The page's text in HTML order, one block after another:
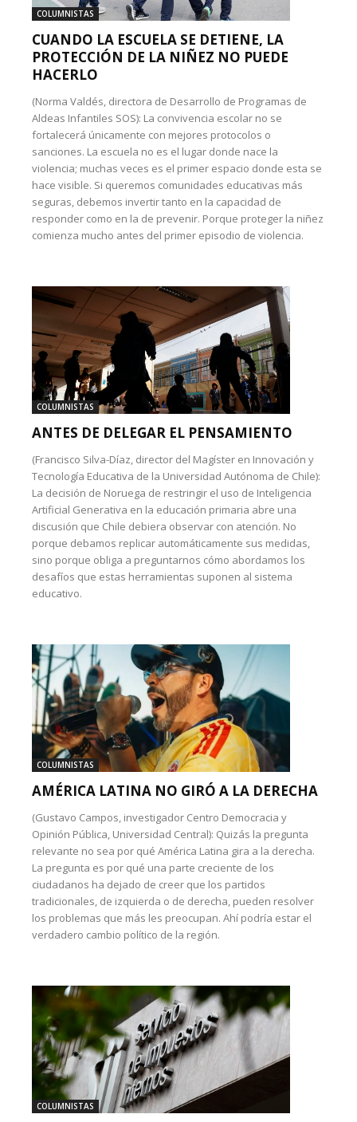
COLUMNISTAS
CUANDO LA ESCUELA SE DETIENE, LA
PROTECCIÓN DE LA NIÑEZ NO PUEDE
HACERLO
(Norma Valdés, directora de Desarrollo de Programas de
Aldeas Infantiles SOS): La convivencia escolar no se
fortalecerá únicamente con mejores protocolos o
sanciones. La escuela no es el lugar donde nace la
violencia; muchas veces es el primer espacio donde esta se
hace visible. Si queremos comunidades educativas más
seguras, debemos invertir tanto en la capacidad de
responder como en la de prevenir. Porque proteger la niñez
comienza mucho antes del primer episodio de violencia.
COLUMNISTAS
ANTES DE DELEGAR EL PENSAMIENTO
(Francisco Silva-Díaz, director del Magíster en Innovación y
Tecnología Educativa de la Universidad Autónoma de Chile):
La decisión de Noruega de restringir el uso de Inteligencia
Artificial Generativa en la educación primaria abre una
discusión que Chile debiera observar con atención. No
porque debamos replicar automáticamente sus medidas,
sino porque obliga a preguntarnos cómo abordamos los
desafíos que estas herramientas suponen al sistema
educativo.
COLUMNISTAS
AMÉRICA LATINA NO GIRÓ A LA DERECHA
(Gustavo Campos, investigador Centro Democracia y
Opinión Pública, Universidad Central): Quizás la pregunta
relevante no sea por qué América Latina gira a la derecha.
La pregunta es por qué una parte creciente de los
ciudadanos ha dejado de creer que los partidos
tradicionales, de izquierda o de derecha, pueden resolver
los problemas que más les preocupan. Ahí podría estar el
verdadero cambio político de la región.
COLUMNISTAS